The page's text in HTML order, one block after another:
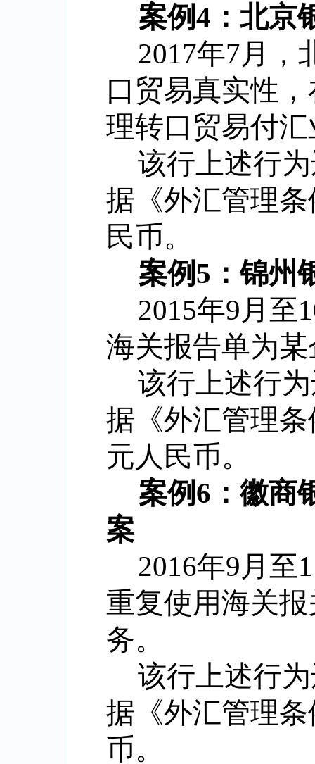
案例4：北京
2017年7月，
口贸易真实性
理转口贸易付
该行上述行
据《外汇管理
民币。
案例5：锦州
2015年9月至
海关报告单为
该行上述行
据《外汇管理
元人民币。
案例6：徽商
案
2016年9月至
重复使用海关
务。
该行上述行
据《外汇管理
币。